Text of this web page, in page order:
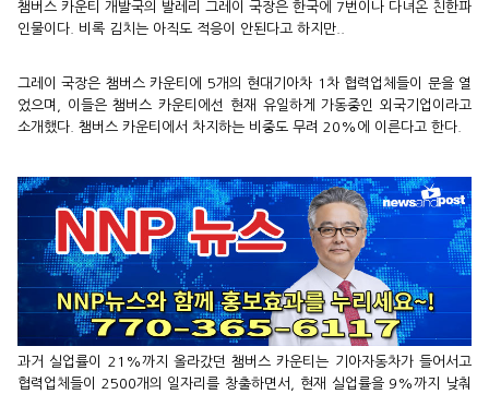
챔버스 카운티 개발국의 발레리 그레이 국장은 한국에 7번이나 다녀온 친한파
인물이다. 비록 김치는 아직도 적응이 안된다고 하지만..
그레이 국장은 챔버스 카운티에 5개의 현대기아차 1차 협력업체들이 문을 열
었으며, 이들은 챔버스 카운티에선 현재 유일하게 가동중인 외국기업이라고
소개했다. 챔버스 카운티에서 차지하는 비중도 무려 20%에 이른다고 한다.
과거 실업률이 21%까지 올라갔던 챔버스 카운티는 기아자동차가 들어서고
협력업체들이 2500개의 일자리를 창출하면서, 현재 실업률을 9%까지 낮춰